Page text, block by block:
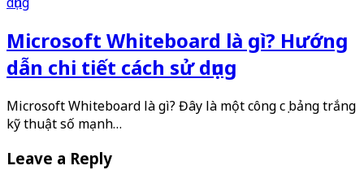
Microsoft Whiteboard là gì? Hướng
dẫn chi tiết cách sử dụng
Microsoft Whiteboard là gì? Đây là một công cụ bảng trắng
kỹ thuật số mạnh…
Leave a Reply